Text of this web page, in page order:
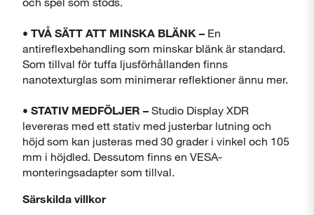
• TVÅ SÄTT ATT MINSKA BLÄNK – En
antireflexbehandling som minskar blänk är standard.
Som tillval för tuffa ljusförhållanden finns
nanotexturglas som minimerar reflektioner ännu mer.
• STATIV MEDFÖLJER – Studio Display XDR
levereras med ett stativ med justerbar lutning och
höjd som kan justeras med 30 grader i vinkel och 105
mm i höjdled. Dessutom finns en VESA-
monteringsadapter som tillval.
Särskilda villkor